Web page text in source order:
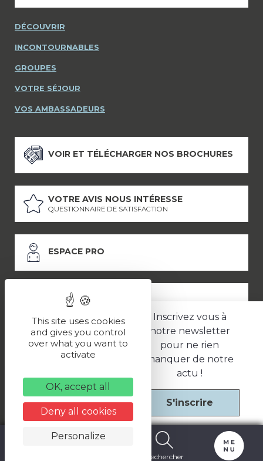
Rechercher
Inscrivez vous à
notre newsletter
pour ne rien
manquer de notre
actu !
S'inscrire
DÉCOUVRIR
INCONTOURNABLES
GROUPES
VOTRE SÉJOUR
VOS AMBASSADEURS
VOIR ET TÉLÉCHARGER NOS BROCHURES
VOTRE AVIS NOUS INTÉRESSE
QUESTIONNAIRE DE SATISFACTION
ESPACE PRO
ESPACE PRESSE
LES PARTENAIRES
Politique de confidentialité
Une réalisation
This site uses cookies
and gives you control
over what you want to
activate
OK, accept all
Deny all cookies
Personalize